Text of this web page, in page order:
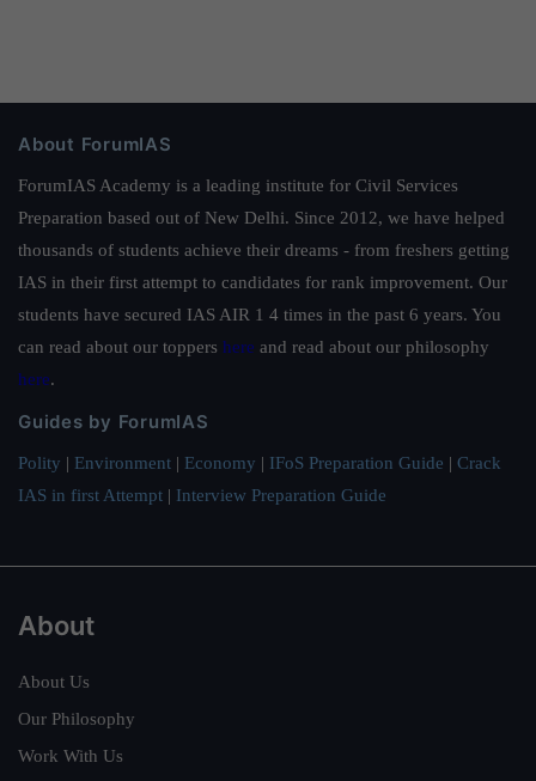
About ForumIAS
ForumIAS Academy is a leading institute for Civil Services
Preparation based out of New Delhi. Since 2012, we have helped
thousands of students achieve their dreams - from freshers getting
IAS in their first attempt to candidates for rank improvement. Our
students have secured IAS AIR 1 4 times in the past 6 years. You
can read about our toppers here and read about our philosophy
here.
Guides by ForumIAS
Polity | Environment | Economy | IFoS Preparation Guide | Crack
IAS in first Attempt | Interview Preparation Guide
About
About Us
Our Philosophy
Work With Us